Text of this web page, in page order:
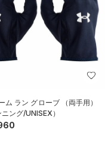
ム ラン グローブ （両手用）
ニング/UNISEX）